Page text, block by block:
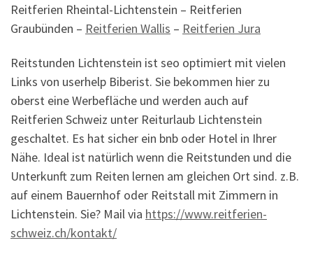
Reitferien Rheintal-Lichtenstein – Reitferien
Graubünden – Reitferien Wallis – Reitferien Jura
Reitstunden Lichtenstein ist seo optimiert mit vielen
Links von userhelp Biberist. Sie bekommen hier zu
oberst eine Werbefläche und werden auch auf
Reitferien Schweiz unter Reiturlaub Lichtenstein
geschaltet. Es hat sicher ein bnb oder Hotel in Ihrer
Nähe. Ideal ist natürlich wenn die Reitstunden und die
Unterkunft zum Reiten lernen am gleichen Ort sind. z.B.
auf einem Bauernhof oder Reitstall mit Zimmern in
Lichtenstein. Sie? Mail via https://www.reitferien-
schweiz.ch/kontakt/